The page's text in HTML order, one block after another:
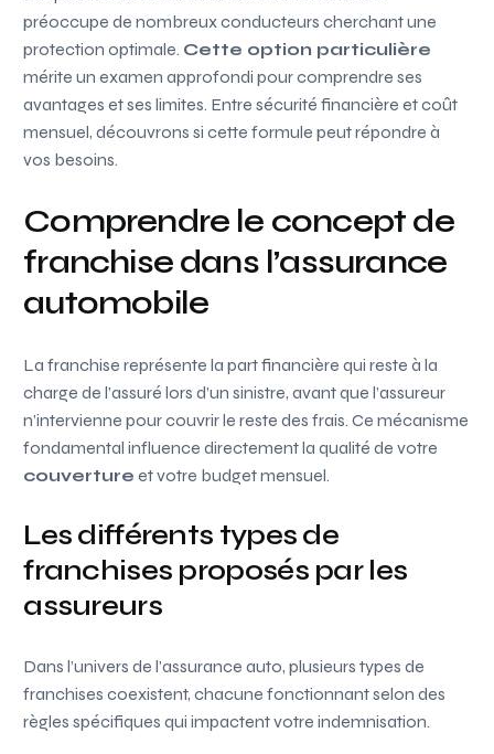
préoccupe de nombreux conducteurs cherchant une
protection optimale. Cette option particulière
mérite un examen approfondi pour comprendre ses
avantages et ses limites. Entre sécurité financière et coût
mensuel, découvrons si cette formule peut répondre à
vos besoins.
Comprendre le concept de
franchise dans l’assurance
automobile
La franchise représente la part financière qui reste à la
charge de l’assuré lors d’un sinistre, avant que l’assureur
n’intervienne pour couvrir le reste des frais. Ce mécanisme
fondamental influence directement la qualité de votre
couverture et votre budget mensuel.
Les différents types de
franchises proposés par les
assureurs
Dans l’univers de l’assurance auto, plusieurs types de
franchises coexistent, chacune fonctionnant selon des
règles spécifiques qui impactent votre indemnisation.